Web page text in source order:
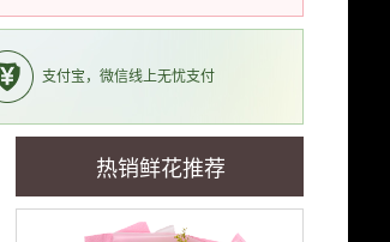
支付宝，微信线上无忧支付
热销鲜花推荐